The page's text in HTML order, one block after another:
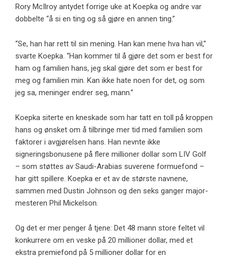
Rory McIlroy antydet forrige uke at Koepka og andre var
dobbelte “å si en ting og så gjøre en annen ting.”
“Se, han har rett til sin mening. Han kan mene hva han vil,”
svarte Koepka. “Han kommer til å gjøre det som er best for
ham og familien hans, jeg skal gjøre det som er best for
meg og familien min. Kan ikke hate noen for det, og som
jeg sa, meninger endrer seg, mann.”
Koepka siterte en kneskade som har tatt en toll på kroppen
hans og ønsket om å tilbringe mer tid med familien som
faktorer i avgjørelsen hans. Han nevnte ikke
signeringsbonusene på flere millioner dollar som LIV Golf
– som støttes av Saudi-Arabias suverene formuefond –
har gitt spillere. Koepka er et av de største navnene,
sammen med Dustin Johnson og den seks ganger major-
mesteren Phil Mickelson.
Og det er mer penger å tjene: Det 48 mann store feltet vil
konkurrere om en veske på 20 millioner dollar, med et
ekstra premiefond på 5 millioner dollar for en